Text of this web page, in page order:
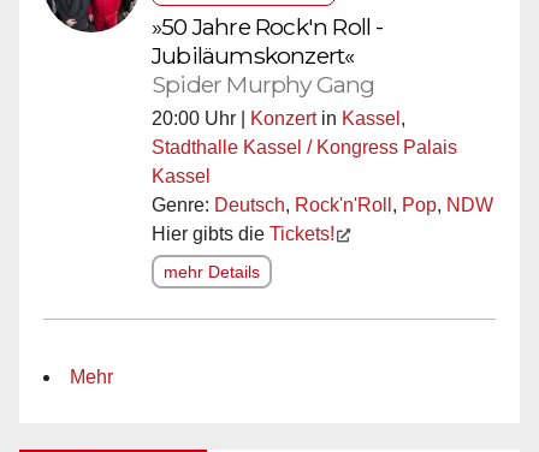
»50 Jahre Rock'n Roll -
Jubiläumskonzert«
Spider Murphy Gang
20:00 Uhr | Konzertin Kassel ,
Stadthalle Kassel / Kongress Palais
Kassel
Genre: Deutsch, Rock'n'Roll , Pop, NDW
Hier gibts die Tickets!
mehr Details
Mehr